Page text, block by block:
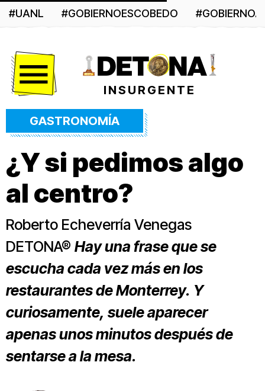
#UANL #GOBIERNOESCOBEDO
INSURGENTE
GASTRONOMÍA
¿Y si pedimos algo
al centro?
Roberto Echeverría Venegas
DETONA® Hay una frase que se
escucha cada vez más en los
restaurantes de Monterrey. Y
curiosamente, suele aparecer
apenas unos minutos después de
sentarse a la mesa.